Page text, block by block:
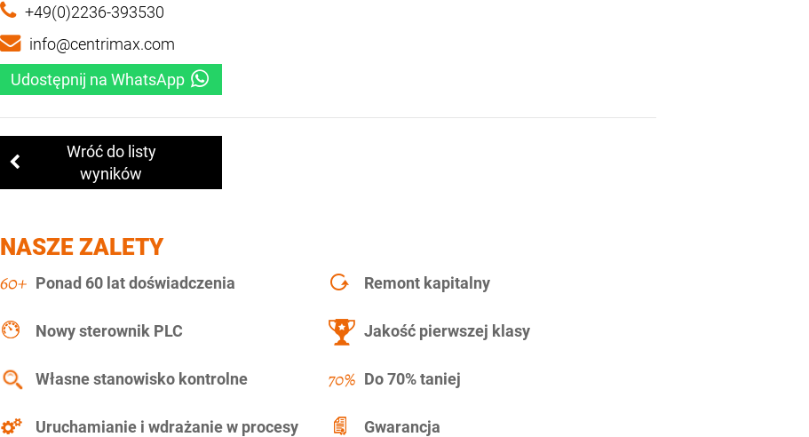
+49(0)2236-393530
info@centrimax.com
Udostępnij na WhatsApp
Wróć do listy
wyników
NASZE ZALETY
Ponad 60 lat doświadczenia Remont kapitalny
Nowy sterownik PLC Jakość pierwszej klasy
Własne stanowisko kontrolne Do 70% taniej
Uruchamianie i wdrażanie w procesy Gwarancja